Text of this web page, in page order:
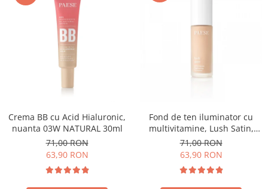
Crema BB cu Acid Hialuronic,
nuanta 03W NATURAL 30ml
71,00 RON
63,90 RON
Fond de ten iluminator cu
multivitamine, Lush Satin,
nuanta 31 Warm Beige - 30ml
71,00 RON
63,90 RON